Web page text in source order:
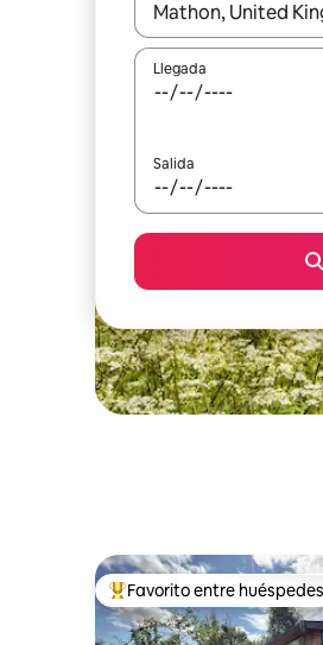
Cuando los
Llegada
Salida
Favorito entre huéspedes
Favorito entre huéspedes